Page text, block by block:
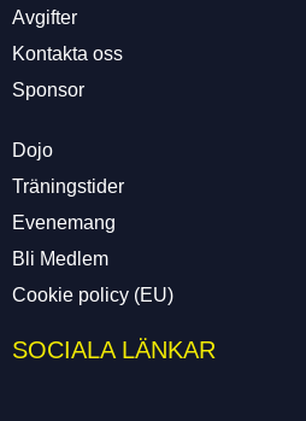
Avgifter
Kontakta oss
Sponsor
Dojo
Träningstider
Evenemang
Bli Medlem
Cookie policy (EU)
SOCIALA LÄNKAR